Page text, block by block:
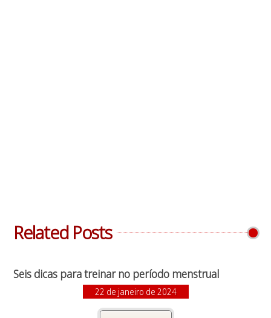
Related Posts
Seis dicas para treinar no período menstrual
22 de janeiro de 2024